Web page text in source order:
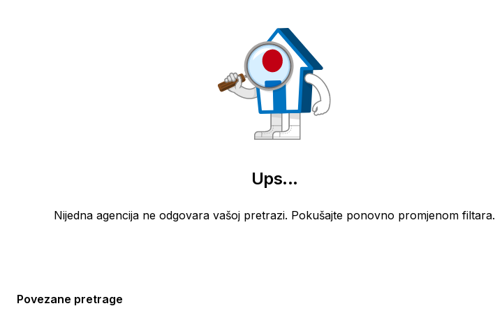
Ups...
Nijedna agencija ne odgovara vašoj pretrazi. Pokušajte ponovno promjenom filtara.
Povezane pretrage